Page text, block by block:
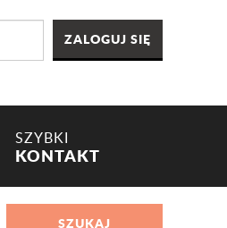
SZYBKI
KONTAKT